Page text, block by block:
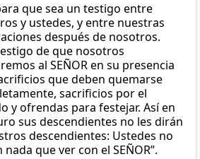
que sea un testigo entre
y ustedes, y entre nuestras
después de nosotros.
de que nosotros
al SEÑOR en su presencia
que deben quemarse
sacrificios por el
y ofrendas para festejar. Así en
sus descendientes no les dirán
descendientes: Ustedes no
que ver con el SEÑOR”.